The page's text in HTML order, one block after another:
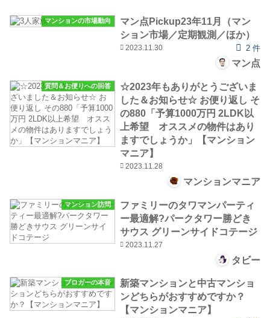
マンションの市場動向
マン点Pickup23年11月（マン
ション市場／定期観測／ほか）
2023.11.30 2 件
マン点
質問＆お便りへの回答
☆2023年もありがとうございま
した＆お知らせ☆ お便り返し そ
の880「予算1000万円 2LDK以
上希望 オススメの物件はあり
ますでしょうか」【マンション
マニア】
2023.11.28
マンションマニア
マンション訪問
ファミリーのタワマンパーティ
ー最適解?パークタワー勝どき
サウス グリーンサイドコテージ
2023.11.27
タビー
ブロガーの本音
新築マンションと中古マンショ
ンどちらがおすすめですか？
【マンションマニア】